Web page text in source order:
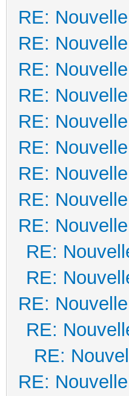
RE:
RE:
RE:
RE:
RE:
RE:
RE:
RE:
RE:
RE:
RE:
RE:
RE:
RE:
RE: